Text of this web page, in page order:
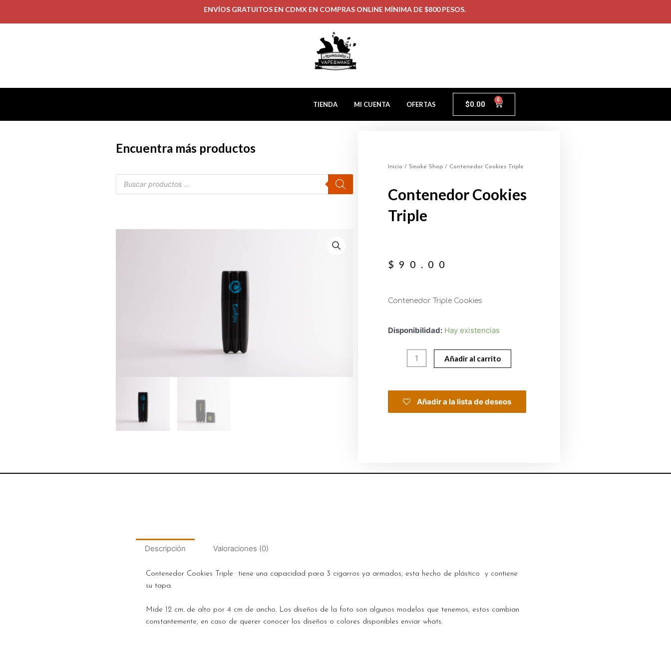
ENVÍOS GRATUITOS EN CDMX EN COMPRAS ONLINE MÍNIMA DE $800 PESOS.
TIENDA MI CUENTA OFERTAS $0.00 0
Encuentra más productos
Inicio / Smoke Shop / Contenedor Cookies Triple
Contenedor Cookies
Triple
$ 90.00
Contenedor Triple Cookies
Disponibilidad: Hay existencias
Añadir al carrito
Añadir a la lista de deseos
Descripción Valoraciones (0)
Contenedor Cookies Triple tiene una capacidad para 3 cigarros ya armados, esta hecho de plástico y contiene
su tapa.
Mide 12 cm. de alto por 4 cm de ancho. Los diseños de la foto son algunos modelos que tenemos, estos cambian
constantemente, en caso de querer conocer los diseños o colores disponibles enviar whats.